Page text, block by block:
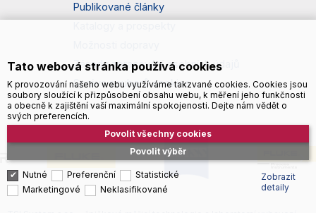
Publikované články
Zásady zpracování osobních údajů
Správa souborů cookies
Tato webová stránka používá cookies
K provozování našeho webu využíváme takzvané cookies. Cookies jsou
soubory sloužící k přizpůsobení obsahu webu, k měření jeho funkčnosti
a obecně k zajištění vaší maximální spokojenosti. Dejte nám vědět o
svých preferencích.
Povolit výběr
Povolit všechny cookies
Nutné Preferenční
Statistické
Marketingové
Neklasifikované
Zobrazit
detaily